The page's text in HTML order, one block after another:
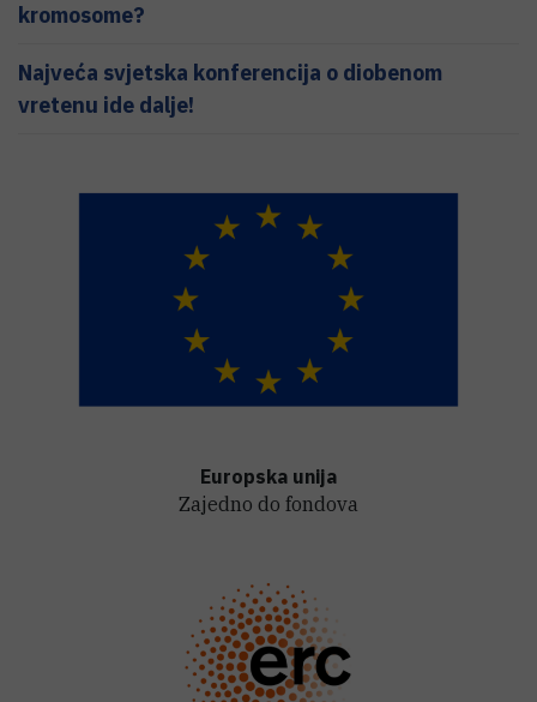
kromosome?
Najveća svjetska konferencija o diobenom
vretenu ide dalje!
Europska unija
Zajedno do fondova